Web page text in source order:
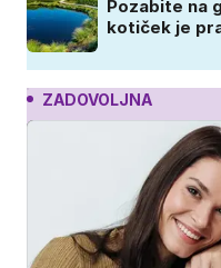
Pozabite na
kotiček je
ZADOVOLJNA